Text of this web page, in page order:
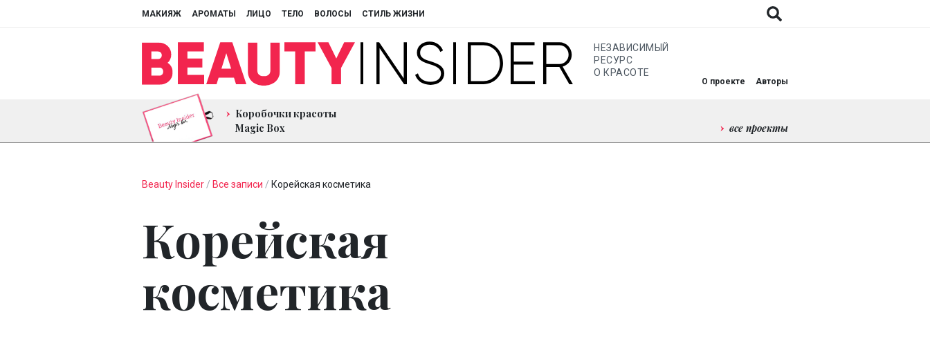
МАКИЯЖ АРОМАТЫ ЛИЦО ТЕЛО ВОЛОСЫ СТИЛЬ ЖИЗНИ
НЕЗАВИСИМЫЙ
РЕСУРС
О КРАСОТЕ
О проекте Авторы
Коробочки красоты
Magic Box
все проекты
Beauty Insider / Все записи / Корейская косметика
Корейская
косметика